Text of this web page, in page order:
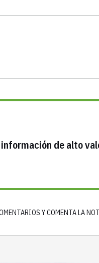
de alto
Y COMENTA LA